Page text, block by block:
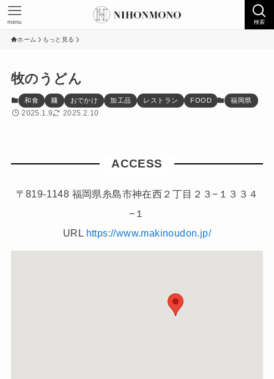
検索
menu
ホーム もっと見る
牧のうどん
和食 麺 おでかけ 加工品 レストラン FOOD 福岡県
2025.1.9 2025.2.10
ACCESS
〒819-1148 福岡県糸島市神在西２丁目２３−１３３４
−１
URL https://www.makinoudon.jp/